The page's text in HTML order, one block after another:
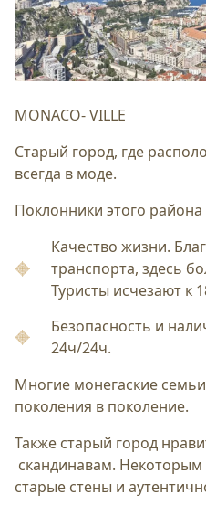
MONACO- VILLE
Старый город, где
всегда в моде.
Поклонники этого
Качество жизни.
транспорта, здесь
Туристы исчезают к
Безопасность и
24ч/24ч.
Многие монегаские
поколения в поколение.
Также старый город
скандинавам.
старые стены и